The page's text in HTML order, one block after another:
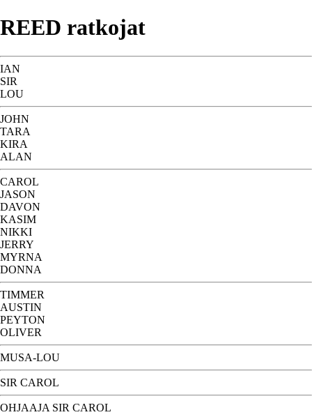
REED ratkojat
IAN
SIR
LOU
JOHN
TARA
KIRA
ALAN
CAROL
JASON
DAVON
KASIM
NIKKI
JERRY
MYRNA
DONNA
TIMMER
AUSTIN
PEYTON
OLIVER
MUSA-LOU
SIR CAROL
OHJAAJA SIR CAROL